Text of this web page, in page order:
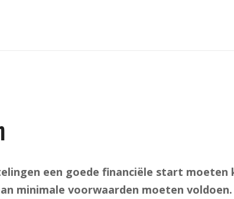
een goede financiële start moeten
minimale voorwaarden moeten